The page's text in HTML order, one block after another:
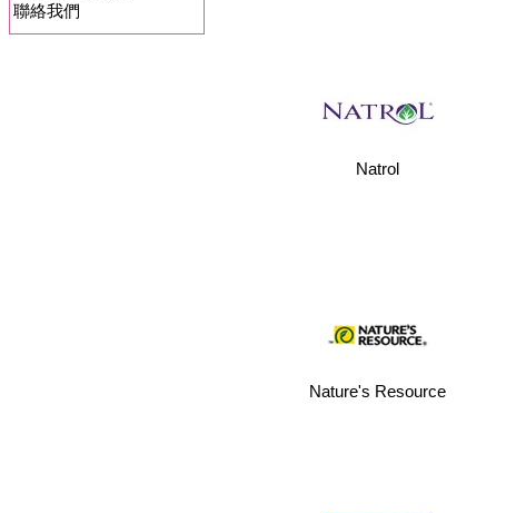
聯絡我們
Natrol
Nature's Resource